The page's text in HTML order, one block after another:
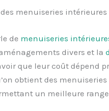
menuiseries intérieures
de menuiseries intérieure
divers et la
que leur coût dépend
obtient des
un meilleure